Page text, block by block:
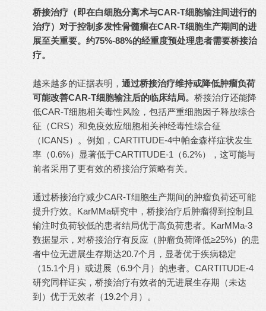
桥接治疗（即在白细胞分离术与CAR-T细胞输注间进行的
治疗）对于控制多发性骨髓瘤在CAR-T细胞生产期间的进
展至关重要。约75%-88%的经重度预处理患者需要桥接治
疗。
越来越多的证据表明， 通过桥接治疗维持或降低肿瘤负荷
可能改善CAR-T细胞输注后的临床结局。 桥接治疗还能降
低CAR-T细胞相关毒性风险，包括严重细胞因子释放综合
征（CRS）和免疫效应细胞相关神经毒性综合征
（ICANS）。例如，CARTITUDE-4中帕金森样症状发生
率（0.6%）显著低于CARTITUDE-1（6.2%），这可能与
前者采用了更有效的桥接治疗策略有关。
通过桥接治疗减少CAR-T细胞生产期间的肿瘤负荷还可能
提升疗效。KarMMa研究中，桥接治疗后肿瘤得到控制且
输注时负荷较低的患者结局优于高负荷患者。KarMMa-3
数据显示，对桥接治疗有反应（肿瘤负荷降低≥25%）的患
者中位无进展生存期达20.7个月，显著优于疾病稳定
（15.1个月）或进展（6.9个月）的患者。CARTITUDE-4
研究同样证实，桥接治疗有效者的无进展生存期（未达
到）优于无效者（19.2个月）。